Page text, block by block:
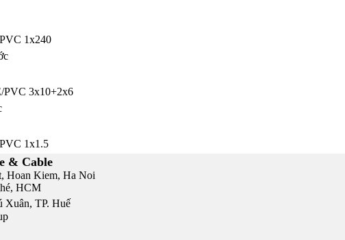
1x240
PVC 3x10+2x6
1x1.5
& Cable
Hoan Kiem, Ha Noi
HCM
Xuân, TP. Huế